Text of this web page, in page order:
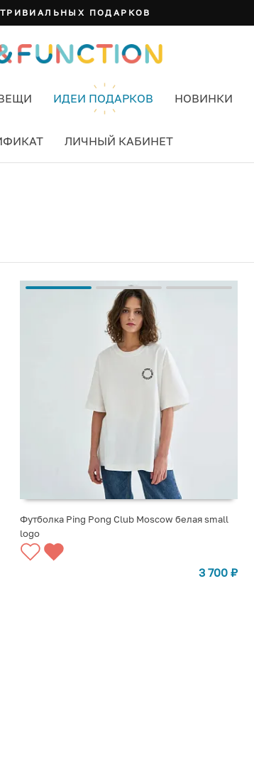
ПОДАРКОВ
ИДЕИ ПОДАРКОВ НОВИНКИ
ЛИЧНЫЙ КАБИНЕТ
Футболка Ping Pong Club Moscow белая small
logo
3 700 ₽